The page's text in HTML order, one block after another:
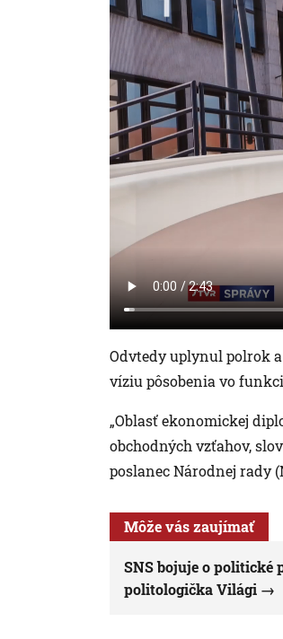
Odvtedy uplynul polrok
víziu pôsobenia vo
„Oblasť ekonomickej
obchodných vzťahov,
poslanec Národnej rady
Môže vás zaujímať
SNS bojuje o politické
politologička Világi